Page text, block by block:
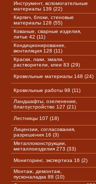
Инструмент, вспомогательные
материалы 139 (22)
Кирпич, блоки, стеновые
материалы 128 (55)
Кованые, сварные изделия,
литье 42 (11)
Кондиционирование,
вентиляция 128 (11)
Краски, лаки, эмали,
растворители, клеи 83 (29)
Кровельные материалы 148 (24)
Кровельные работы 98 (11)
Ландшафты, озеленение,
благоустройство 127 (21)
Лестницы 107 (18)
Лицензии, согласования,
разрешения 16 (3)
Металлоконструкции,
металлоизделия 273 (33)
Мониторинг, экспертиза 16 (2)
Монтаж, демонтаж,
пусконаладка 88 (10)